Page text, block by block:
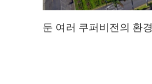
둔 여러 쿠퍼비전의 환